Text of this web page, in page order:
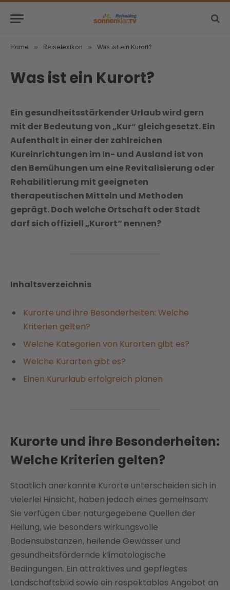
Home » Reiselexikon » Was ist ein Kurort?
Was ist ein Kurort?
Ein gesundheitsstärkender Urlaub wird gern
mit der Bedeutung von „Kur“ gleichgesetzt. Ein
Aufenthalt in einer der zahlreichen
Kureinrichtungen im In- und Ausland ist von
den Bemühungen um eine Revitalisierung oder
Rehabilitierung mit geeigneten
therapeutischen Mitteln und Methoden
geprägt. Doch welche Ortschaft oder Stadt
darf sich offiziell „Kurort“ nennen?
Inhaltsverzeichnis
Kurorte und ihre Besonderheiten: Welche
Kriterien gelten?
Welche Kategorien von Kurorten gibt es?
Welche Kurarten gibt es?
Einen Kururlaub erfolgreich planen
Kurorte und ihre Besonderheiten:
Welche Kriterien gelten?
Staatlich anerkannte Kurorte unterscheiden sich in
vielerlei Hinsicht, haben jedoch eines gemeinsam:
Sie verfügen über naturgegebene Quellen der
Heilung, wie besonders wirkungsvolle
Bodensubstanzen, heilende Gewässer und
gesundheitsfördernde klimatologische
Bedingungen. Ein attraktives und gepflegtes
Landschaftsbild sowie ein respektables Angebot an